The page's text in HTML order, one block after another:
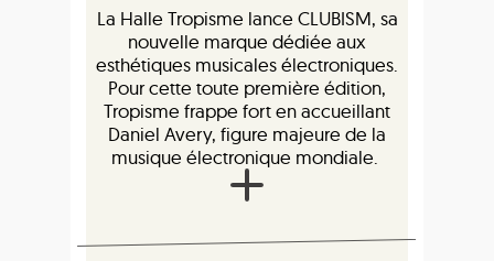
La Halle Tropisme lance CLUBISM, sa
nouvelle marque dédiée aux
esthétiques musicales électroniques.
Pour cette toute première édition,
Tropisme frappe fort en accueillant
Daniel Avery, figure majeure de la
musique électronique mondiale.